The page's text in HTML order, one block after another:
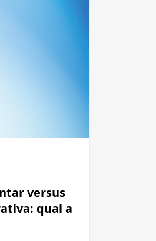
versus
qual a